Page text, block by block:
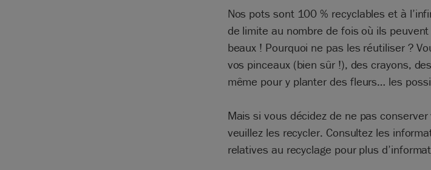
Nos pots sont 100 % recyclables et à
de limite au nombre de fois où ils
beaux ! Pourquoi ne pas les réutiliser ?
vos pinceaux (bien sûr !), des crayons,
même pour y planter des fleurs… les
Mais si vous décidez de ne pas
veuillez les recycler. Consultez les
relatives au recyclage pour plus